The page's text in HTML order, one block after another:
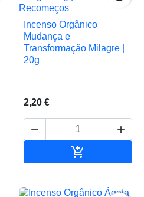
Incenso Orgânico
Mudança e
Transformação Milagre |
20g
2,20 €
 
